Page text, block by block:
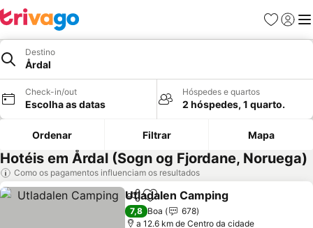
Favoritos
Iniciar
Destino
Årdal
Check-in/out
Escolha as datas
Hóspedes e quartos
2 hóspedes, 1 quarto.
Ordenar Filtrar Mapa
Hotéis em Årdal (Sogn og Fjordane, Noruega)
Como os pagamentos influenciam os resultados
PartilharAdicionar aos favoritos
Utladalen Camping
7,8 Boa
678
a 12.6 km de Centro da cidade